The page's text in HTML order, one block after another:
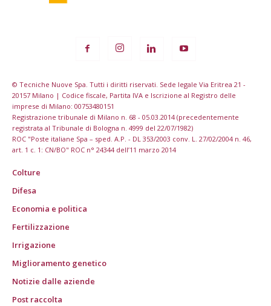
© Tecniche Nuove Spa. Tutti i diritti riservati. Sede legale Via Eritrea 21 -
20157 Milano | Codice fiscale, Partita IVA e Iscrizione al Registro delle
imprese di Milano: 00753480151
Registrazione tribunale di Milano n. 68 - 05.03.2014 (precedentemente
registrata al Tribunale di Bologna n. 4999 del 22/07/1982)
ROC "Poste italiane Spa – sped. A.P. - DL 353/2003 conv. L. 27/02/2004 n. 46,
art. 1 c. 1: CN/BO" ROC n° 24344 dell’11 marzo 2014
Colture
Difesa
Economia e politica
Fertilizzazione
Irrigazione
Miglioramento genetico
Notizie dalle aziende
Post raccolta